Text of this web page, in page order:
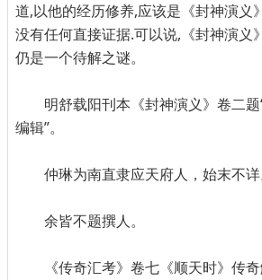
道,以他的经历修养,应该是《封神演义
没有任何直接证据.可以说,《封神演义
仍是一个待解之谜。
明舒载阳刊本《封神演义》卷二
编辑”。
仲琳为南直隶应天府人，始末不详
余皆不题撰人。
《传奇汇考》卷七《顺天时》传